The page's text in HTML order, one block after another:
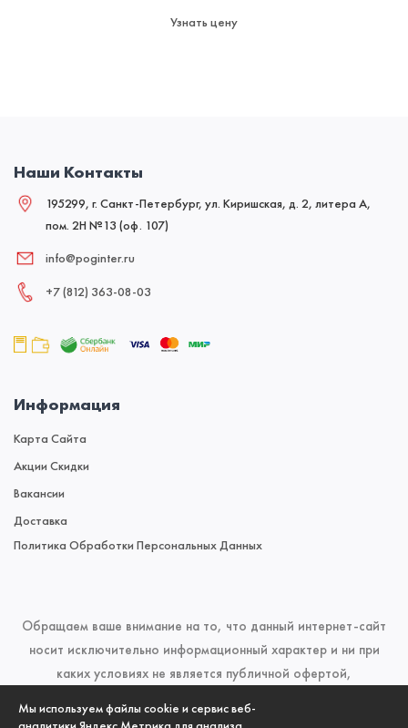
Мы используем файлы cookie и сервис веб-
Узнать цену
Наши Контакты
195299, г. Санкт-Петербург, ул. Киришская, д. 2, литера А,
пом. 2Н №13 (оф. 107)
info@poginter.ru
+7 (812) 363‑08‑03
Информация
Карта Сайта
Акции Скидки
Вакансии
Доставка
Политика Обработки Персональных Данных
Обращаем ваше внимание на то, что данный интернет-сайт
носит исключительно информационный характер и ни при
каких условиях не является публичной офертой,
кодекса Российской Федерации. Для получения подробной